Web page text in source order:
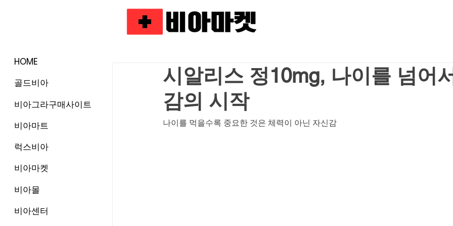
시알리스 정10mg, 나이를 넘어
감의 시작
나이를 먹을수록 중요한 것은 체력이 아닌 자신감
HOME
골드비아
비아그라구매사이트
비아마트
럭스비아
비아마켓
비아몰
비아센터